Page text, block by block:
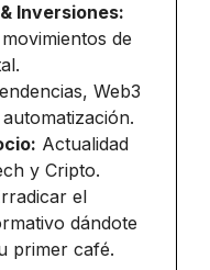
Inversiones:
de
Web3
Actualidad
y Cripto.
el
dándote
primer café.